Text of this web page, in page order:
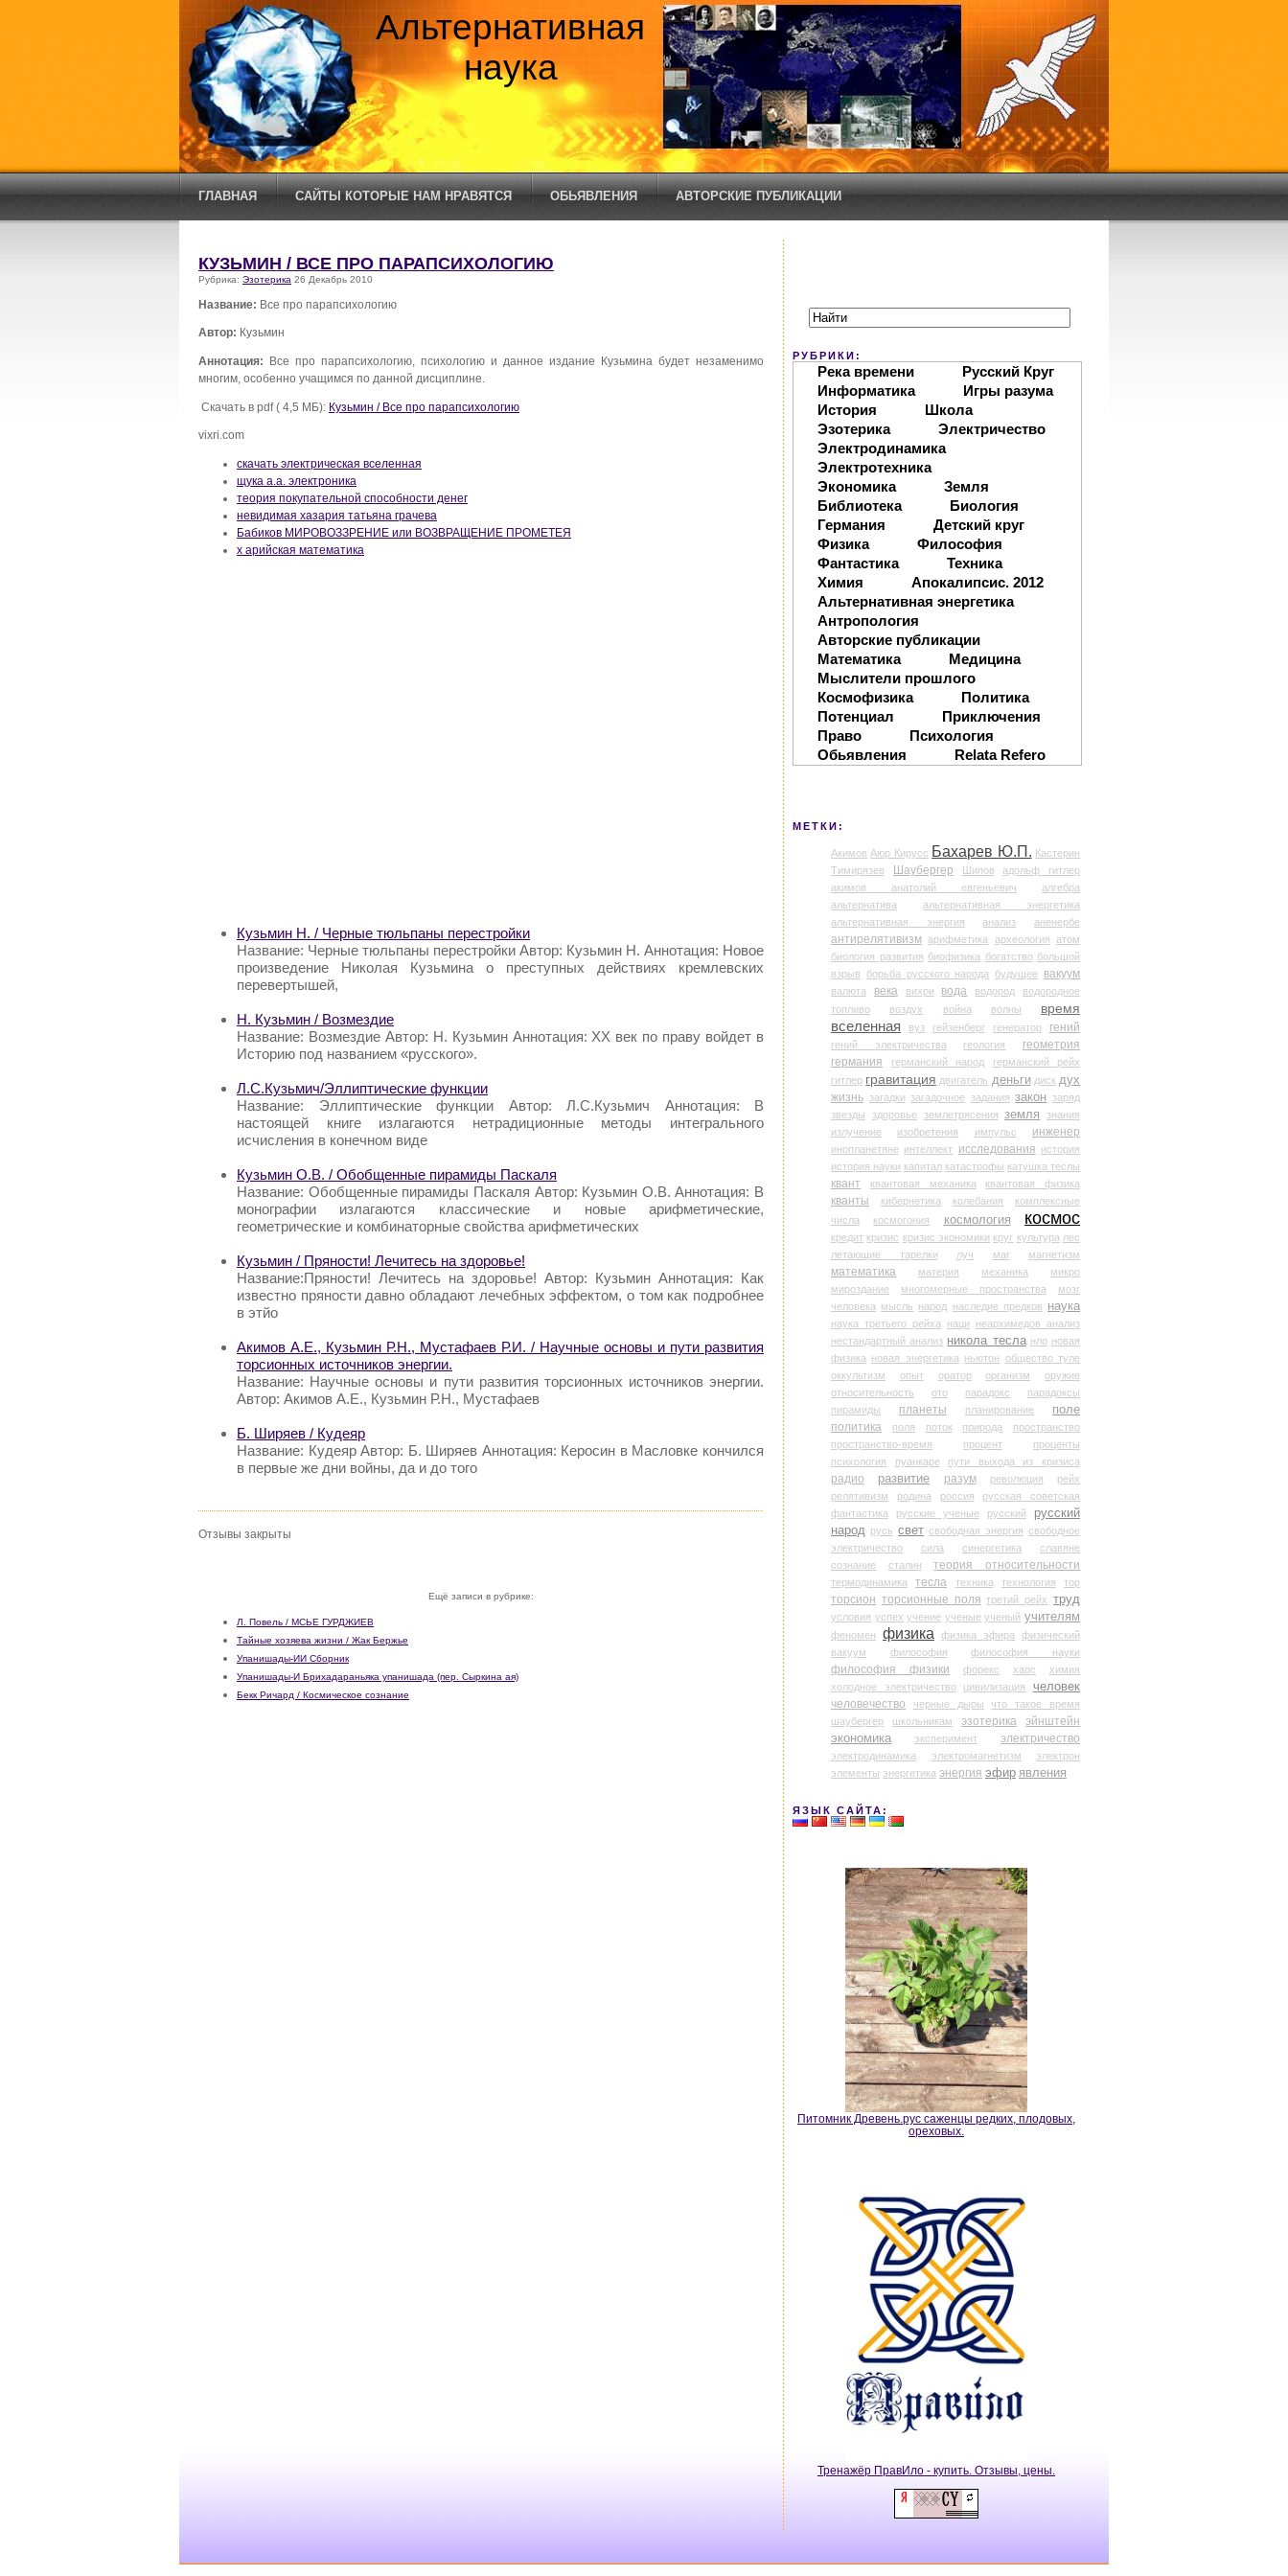
Альтернативная
наука
ГЛАВНАЯ САЙТЫ КОТОРЫЕ НАМ НРАВЯТСЯ ОБЬЯВЛЕНИЯ АВТОРСКИЕ ПУБЛИКАЦИИ
КУЗЬМИН / ВСЕ ПРО ПАРАПСИХОЛОГИЮ
Рубрика: Эзотерика 26 Декабрь 2010
Название: Все про парапсихологию
Автор: Кузьмин
Аннотация: Все про парапсихологию, психологию и данное издание Кузьмина будет незаменимо
многим, особенно учащимся по данной дисциплине.
Скачать в pdf ( 4,5 МБ): Кузьмин / Все про парапсихологию
vixri.com
скачать электрическая вселенная
щука а.а. электроника
теория покупательной способности денег
невидимая хазария татьяна грачева
Бабиков МИРОВОЗЗРЕНИЕ или ВОЗВРАЩЕНИЕ ПРОМЕТЕЯ
х арийская математика
Кузьмин Н. / Черные тюльпаны перестройки
Название: Черные тюльпаны перестройки Автор: Кузьмин Н. Аннотация: Новое
произведение Николая Кузьмина о преступных действиях кремлевских
перевертышей,
Н. Кузьмин / Возмездие
Название: Возмездие Автор: Н. Кузьмин Аннотация: XX век по праву войдет в
Историю под названием «русского».
Л.С.Кузьмич/Эллиптические функции
Название: Эллиптические функции Автор: Л.С.Кузьмич Аннотация: В
настоящей книге излагаются нетрадиционные методы интегрального
исчисления в конечном виде
Кузьмин О.В. / Обобщенные пирамиды Паскаля
Название: Обобщенные пирамиды Паскаля Автор: Кузьмин О.В. Аннотация: В
монографии излагаются классические и новые арифметические,
геометрические и комбинаторные свойства арифметических
Кузьмин / Пряности! Лечитесь на здоровье!
Название:Пряности! Лечитесь на здоровье! Автор: Кузьмин Аннотация: Как
известно пряности давно обладают лечебных эффектом, о том как подробнее
в этйо
Акимов А.Е., Кузьмин Р.Н., Мустафаев Р.И. / Научные основы и пути развития
торсионных источников энергии.
Название: Научные основы и пути развития торсионных источников энергии.
Автор: Акимов А.Е., Кузьмин Р.Н., Мустафаев
Б. Ширяев / Кудеяр
Название: Кудеяр Автор: Б. Ширяев Аннотация: Керосин в Масловке кончился
в первые же дни войны, да и до того
Отзывы закрыты
Ещё записи в рубрике:
Л. Повель / МСЬЕ ГУРДЖИЕВ
Тайные хозяева жизни / Жак Бержье
Упанишады-ИИ Сборник
Упанишады-И Брихадараньяка упанишада (пер. Сыркина ая)
Бекк Ричард / Космическое сознание
РУБРИКИ:
Река времени
Русский Круг
Информатика
Игры разума
История
Школа
Эзотерика
Электричество
Электродинамика
Электротехника
Экономика
Земля
Библиотека
Биология
Германия
Детский круг
Физика
Философия
Фантастика
Техника
Химия
Апокалипсис. 2012
Альтернативная энергетика
Антропология
Авторские публикации
Математика
Медицина
Мыслители прошлого
Космофизика
Политика
Потенциал
Приключения
Право
Психология
Обьявления
Relata Refero
МЕТКИ:
Акимов Аюр Кирусс Бахарев Ю.П. Кастерин
Тимирязев
Шаубергер Шипов
адольф гитлер
акимов анатолий евгеньевич
алгебра
альтернатива
альтернативная энергетика
альтернативная энергия
анализ аненербе
антирелятивизм арифметика археология атом
биология развития биофизика богатство большой
взрыв
борьба русского народа будущее вакуум
валюта века вихри вода водород
водородное
топливо
воздух война волны
время
вселенная
вуз гейзенберг генератор гений
гений электричества геология
геометрия
германия
германский народ
германский рейх
гитлер гравитация двигатель деньги диск дух
жизнь загадки загадочное задания закон заряд
звезды
здоровье землетрясения земля
знания
излучение
изобретения импульс инженер
инопланетяне интеллект исследования история
история науки капитал катастрофы катушка теслы
квант квантовая механика квантовая физика
кванты кибернетика колебания
комплексные
числа
космогония космология космос
кредит кризис кризис экономики круг культура лес
летающие тарелки
луч маг магнетизм
математика материя механика
микро
мироздание
многомерные пространства
мозг
человека мысль народ наследие предков наука
наука третьего рейха наци
неархимедов анализ
нестандартный анализ никола тесла нло новая
физика новая энергетика ньютон общество туле
оккультизм
опыт оратор организм
оружие
относительность
ото парадокс
парадоксы
пирамиды
планеты планирование
поле
политика
поля поток природа
пространство
пространство-время
процент
проценты
психология
пуанкаре пути выхода из кризиса
радио развитие разум революция
рейх
релятивизм
родина россия
русская советская
фантастика
русские ученые русский
русский
народ русь свет свободная энергия свободное
электричество
сила синергетика
славяне
сознание
сталин теория относительности
термодинамика тесла техника технология тор
торсион торсионные поля третий рейх труд
условия успех учение ученые ученый учителям
феномен физика физика эфира
физический
вакуум
философия философия науки
философия физики форекс хаос
химия
холодное электричество
цивилизация человек
человечество черные дыры
что такое время
шаубергер
школьникам эзотерика
эйнштейн
экономика
эксперимент электричество
электродинамика электромагнетизм
электрон
элементы энергетика энергия эфир явления
ЯЗЫК САЙТА:
Питомник Древень.рус саженцы редких, плодовых,
ореховых.
Тренажёр ПравИло - купить. Отзывы, цены.